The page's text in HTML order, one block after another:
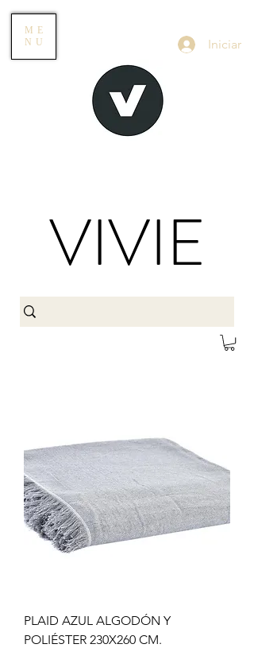
ME
NU
Iniciar
VIVIE
PLAID AZUL ALGODÓN Y
POLIÉSTER 230X260 CM.